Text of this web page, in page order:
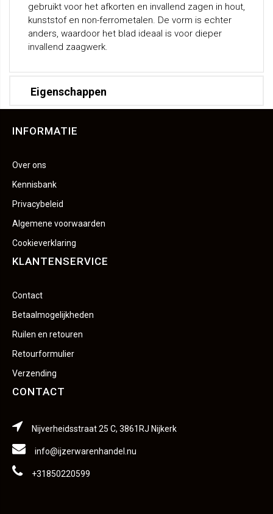
gebruikt voor het afkorten en invallend zagen in hout,
kunststof en non-ferrometalen. De vorm is echter
anders, waardoor het blad ideaal is voor dieper
invallend zaagwerk.
Eigenschappen
INFORMATIE
Over ons
Kennisbank
Privacybeleid
Algemene voorwaarden
Cookieverklaring
KLANTENSERVICE
Contact
Betaalmogelijkheden
Ruilen en retouren
Retourformulier
Verzending
CONTACT
Nijverheidsstraat 25 C, 3861RJ Nijkerk
info@ijzerwarenhandel.nu
+31850220599